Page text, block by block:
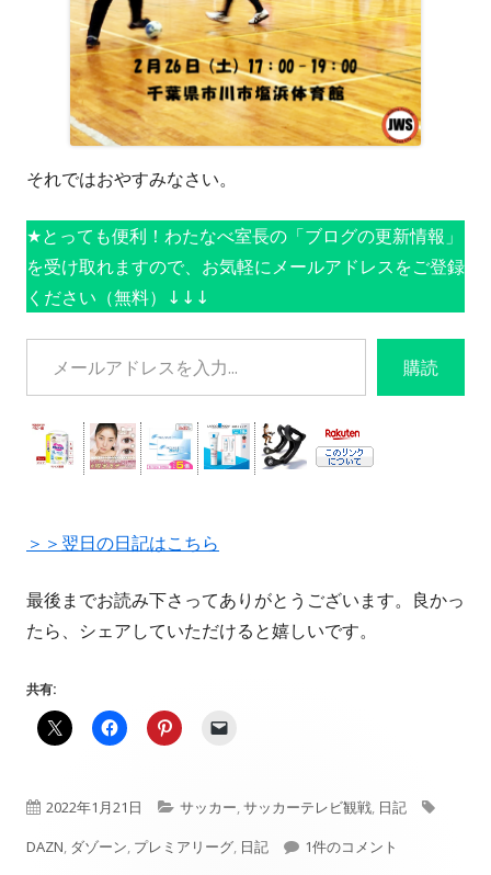
それではおやすみなさい。
★とっても便利！わたなべ室長の「ブログの更新情報」
を受け取れますので、お気軽にメールアドレスをご登録
ください（無料）↓↓↓
メールアドレスを入力...
購読
＞＞翌日の日記はこちら
最後までお読み下さってありがとうございます。良かっ
たら、シェアしていただけると嬉しいです。
共有:
公
開
2022年1月21日
カ
テ
サッカー,サッカーテレビ観戦, 日記
DAZN, ダゾーン, プレミアリーグ, 日記 【寝る前◯行日記】#３１８
1件のコメント